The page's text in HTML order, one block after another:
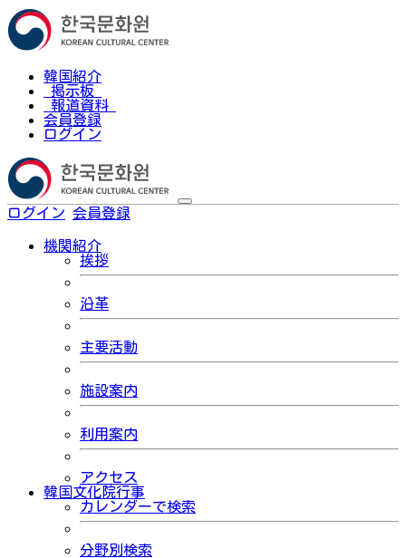
韓国紹介
掲示板
報道資料
会員登録
ログイン
ログイン 会員登録
機関紹介
挨拶
沿革
主要活動
施設案内
利用案内
アクセス
韓国文化院行事
カレンダーで検索
分野別検索